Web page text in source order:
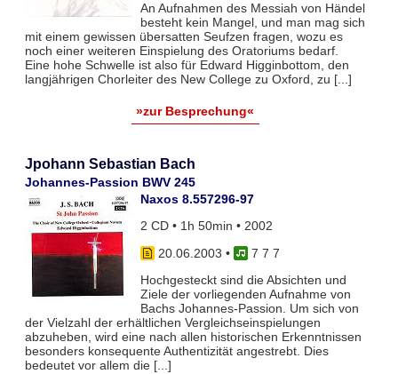
An Aufnahmen des Messiah von Händel
besteht kein Mangel, und man mag sich
mit einem gewissen übersatten Seufzen fragen, wozu es
noch einer weiteren Einspielung des Oratoriums bedarf.
Eine hohe Schwelle ist also für Edward Higginbottom, den
langjährigen Chorleiter des New College zu Oxford, zu [...]
»zur Besprechung«
Jpohann Sebastian Bach
Johannes-Passion BWV 245
Naxos 8.557296-97
2 CD • 1h 50min • 2002
20.06.2003 •
7 7 7
Hochgesteckt sind die Absichten und
Ziele der vorliegenden Aufnahme von
Bachs Johannes-Passion. Um sich von
der Vielzahl der erhältlichen Vergleichseinspielungen
abzuheben, wird eine nach allen historischen Erkenntnissen
besonders konsequente Authentizität angestrebt. Dies
bedeutet vor allem die [...]